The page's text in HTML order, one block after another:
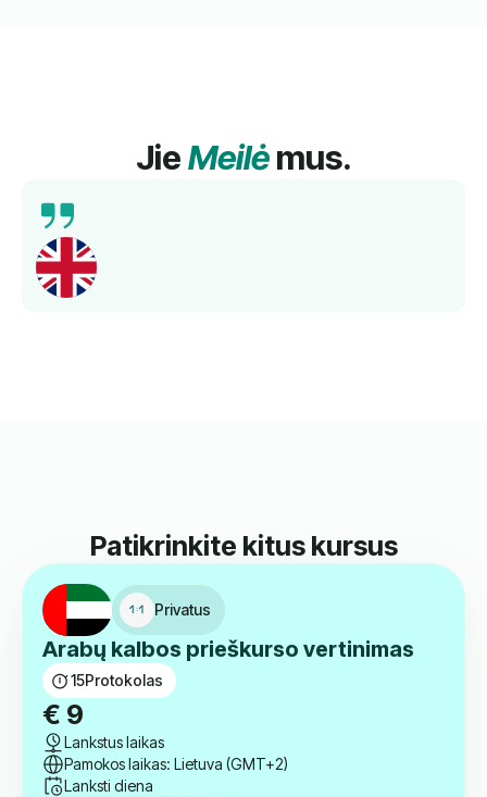
JieMeilėmus.
Patikrinkite kitus kursus
Privatus
Arabų kalbos prieškurso vertinimas
15Protokolas
€ 9
Lankstus laikas
Pamokos laikas: Lietuva (GMT+2)
Lanksti diena